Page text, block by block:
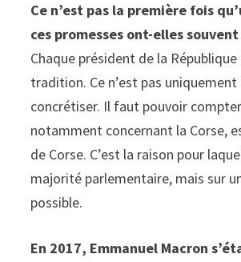
Ce n’est pas la première fois
ces promesses ont-elles
Chaque président de la
tradition. Ce n’est pas
concrétiser. Il faut pouvoir
notamment concernant la Corse,
de Corse. C’est la raison pour
majorité parlementaire, mais sur
possible.
En 2017, Emmanuel Macron